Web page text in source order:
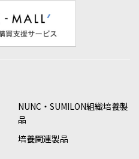
NUNC・SUMILON組織培養製
品
培養関連製品